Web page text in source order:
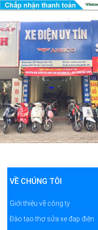
VỀ CHÚNG TÔI
Giới thiệu về công ty
Đào tạo thợ sửa xe đạp điện